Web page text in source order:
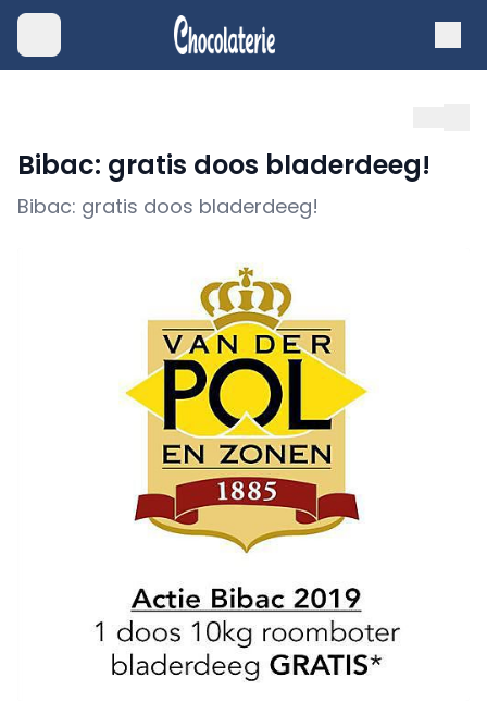
Bibac: gratis doos bladerdeeg!
Bibac: gratis doos bladerdeeg!